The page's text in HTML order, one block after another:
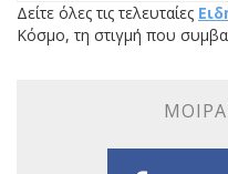
Δείτε όλες τις τελευταίες
Κόσμο, τη στιγμή που